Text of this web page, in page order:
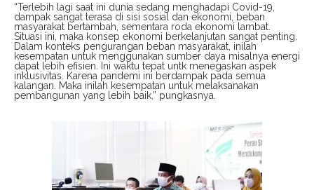
“Terlebih lagi saat ini dunia sedang menghadapi Covid-19,
dampak sangat terasa di sisi sosial dan ekonomi, beban
masyarakat bertambah, sementara roda ekonomi lambat.
Situasi ini, maka konsep ekonomi berkelanjutan sangat penting.
Dalam konteks pengurangan beban masyarakat, inilah
kesempatan untuk menggunakan sumber daya misalnya energi
dapat lebih efisien. Ini waktu tepat untk menegaskan aspek
inklusivitas. Karena pandemi ini berdampak pada semua
kalangan. Maka inilah kesempatan untuk melaksanakan
pembangunan yang lebih baik,” pungkasnya.